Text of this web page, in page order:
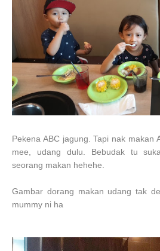
Pekena ABC jagung. Tapi nak makan
mee, udang dulu. Bebudak tu
seorang makan hehehe.
Gambar dorang makan udang tak
mummy ni ha